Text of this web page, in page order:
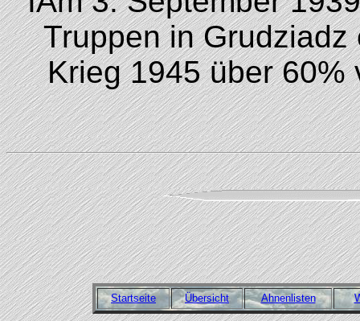
Truppen in
Krieg 1945 über 60%
Startseite Übersicht Ahnenlisten